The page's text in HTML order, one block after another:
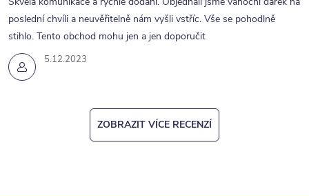
5.12.2023
poslední chvíli a neuvěřitelně nám vyšli vstříc. Vše se pohodlně
stihlo. Tento obchod mohu jen a jen doporučit
ZOBRAZIT VÍCE RECENZÍ